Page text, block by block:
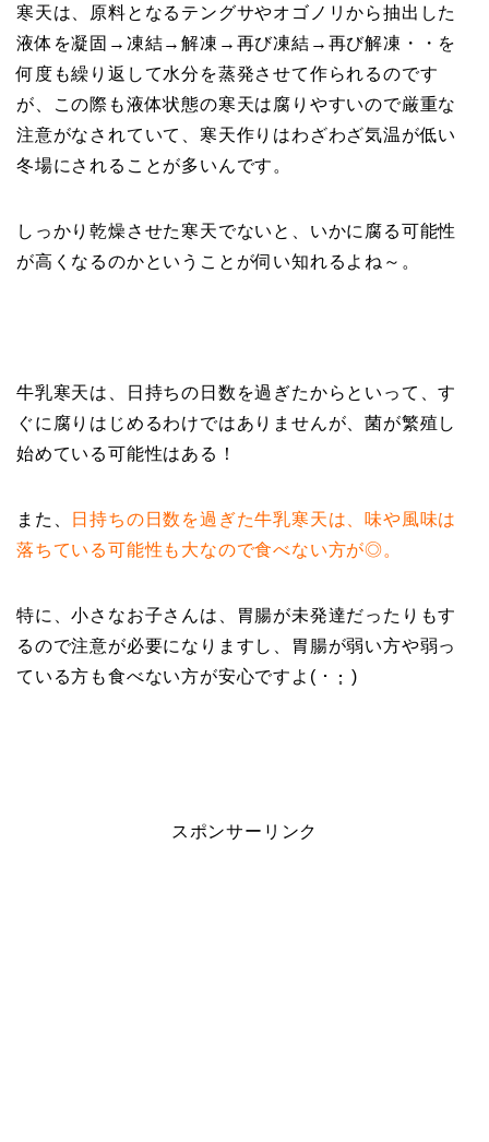
寒天は、原料となるテングサやオゴノリから抽出した
液体を凝固→凍結→解凍→再び凍結→再び解凍・・を
何度も繰り返して水分を蒸発させて作られるのです
が、この際も液体状態の寒天は腐りやすいので厳重な
注意がなされていて、寒天作りはわざわざ気温が低い
冬場にされることが多いんです。
しっかり乾燥させた寒天でないと、いかに腐る可能性
が高くなるのかということが伺い知れるよね～。
牛乳寒天は、日持ちの日数を過ぎたからといって、す
ぐに腐りはじめるわけではありませんが、菌が繁殖し
始めている可能性はある！
また、
日持ちの日数を過ぎた牛乳寒天は、味や風味は
落ちている可能性も大なので食べない方が◎。
特に、小さなお子さんは、胃腸が未発達だったりもす
るので注意が必要になりますし、胃腸が弱い方や弱っ
ている方も食べない方が安心ですよ( ･ ･̥ )
スポンサーリンク